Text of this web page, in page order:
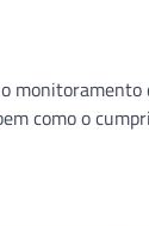
monitoramento
como o